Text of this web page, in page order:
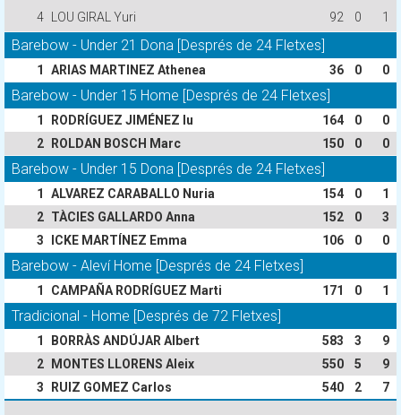
4 LOU GIRAL Yuri 92 0 1
Barebow - Under 21 Dona [Després de 24 Fletxes]
1 ARIAS MARTINEZ Athenea 36 0 0
Barebow - Under 15 Home [Després de 24 Fletxes]
1 RODRÍGUEZ JIMÉNEZ Iu 164 0
0
2
ROLDAN BOSCH Marc 150 0 0
Barebow - Under 15 Dona [Després de 24 Fletxes]
1 ALVAREZ CARABALLO Nuria 154 0
1
2 TÀCIES GALLARDO Anna 152 0
3
3
ICKE MARTÍNEZ Emma 106 0 0
Barebow - Aleví Home [Després de 24 Fletxes]
1 CAMPAÑA RODRÍGUEZ Marti 171 0 1
Tradicional - Home [Després de 72 Fletxes]
1 BORRÀS ANDÚJAR Albert 583 3
9
2
MONTES LLORENS Aleix 550 5
9
3
RUIZ GOMEZ Carlos 540 2 7